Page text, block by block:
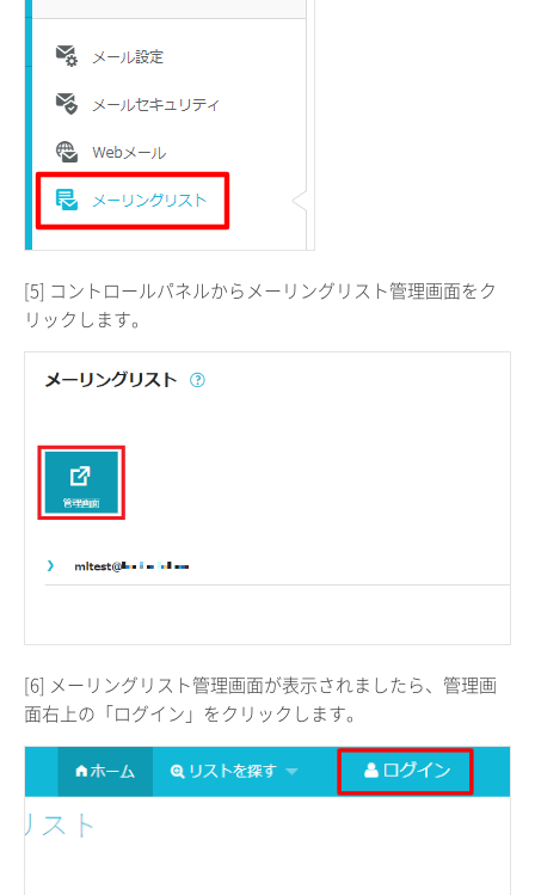
[5] コントロールパネルからメーリングリスト管理画面をク
リックします。
[6] メーリングリスト管理画面が表示されましたら、管理画
面右上の「ログイン」をクリックします。